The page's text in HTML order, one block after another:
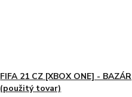
FIFA 21 CZ [XBOX ONE] - BAZÁR
(použitý tovar)